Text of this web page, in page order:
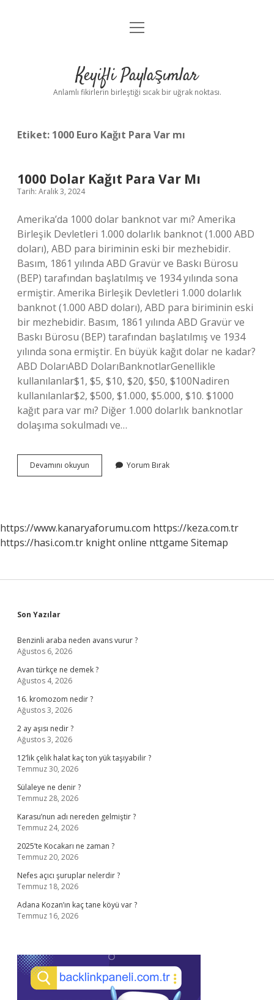
Anasayfa
Yasal Uyarı
menüyü
Keyifli Paylaşımlar
Anlamlı fikirlerin birleştiği sıcak bir uğrak noktası.
Etiket: 1000 Euro Kağıt Para Var mı
1000 Dolar Kağıt Para Var Mı
Tarih: Aralık 3, 2024
Amerika’da 1000 dolar banknot var mı? Amerika
Birleşik Devletleri 1.000 dolarlık banknot (1.000 ABD
doları), ABD para biriminin eski bir mezhebidir.
Basım, 1861 yılında ABD Gravür ve Baskı Bürosu
(BEP) tarafından başlatılmış ve 1934 yılında sona
ermiştir. Amerika Birleşik Devletleri 1.000 dolarlık
banknot (1.000 ABD doları), ABD para biriminin eski
bir mezhebidir. Basım, 1861 yılında ABD Gravür ve
Baskı Bürosu (BEP) tarafından başlatılmış ve 1934
yılında sona ermiştir. En büyük kağıt dolar ne kadar?
ABD DolarıABD DolarıBanknotlarGenellikle
kullanılanlar$1, $5, $10, $20, $50, $100Nadiren
kullanılanlar$2, $500, $1.000, $5.000, $10. $1000
kağıt para var mı? Diğer 1.000 dolarlık banknotlar
dolaşıma sokulmadı ve…
Devamını okuyun
Dolar
Yorum Bırak
https://www.kanaryaforumu.com https://keza.com.tr
https://hasi.com.tr knight online nttgame Sitemap
Sidebar
Son Yazılar
Benzinli araba neden avans vurur ?
Ağustos 6, 2026
Avan türkçe ne demek ?
Ağustos 4, 2026
16. kromozom nedir ?
Ağustos 3, 2026
2 ay aşısı nedir ?
Ağustos 3, 2026
12’lik çelik halat kaç ton yük taşıyabilir ?
Temmuz 30, 2026
Sülaleye ne denir ?
Temmuz 28, 2026
Karasu’nun adı nereden gelmiştir ?
Temmuz 24, 2026
2025’te Kocakarı ne zaman ?
Temmuz 20, 2026
Nefes açıcı şuruplar nelerdir ?
Temmuz 18, 2026
Adana Kozan’ın kaç tane köyü var ?
Temmuz 16, 2026